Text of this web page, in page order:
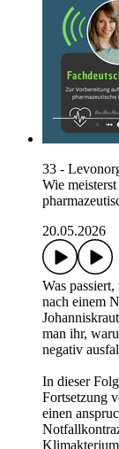
33 -
Wie
20.05.2026
Was
nach einem
man ihr,
negativ
In dieser
Fortsetzung
einen